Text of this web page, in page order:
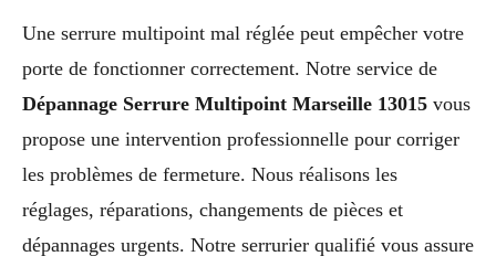
Une serrure multipoint mal réglée peut empêcher votre
porte de fonctionner correctement. Notre service de
Dépannage Serrure Multipoint Marseille 13015 vous
propose une intervention professionnelle pour corriger
les problèmes de fermeture. Nous réalisons les
réglages, réparations, changements de pièces et
dépannages urgents. Notre serrurier qualifié vous assure